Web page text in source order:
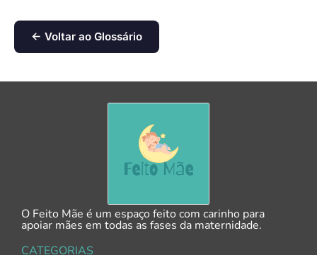
← Voltar ao Glossário
O Feito Mãe é um espaço feito com carinho para
apoiar mães em todas as fases da maternidade.
CATEGORIAS